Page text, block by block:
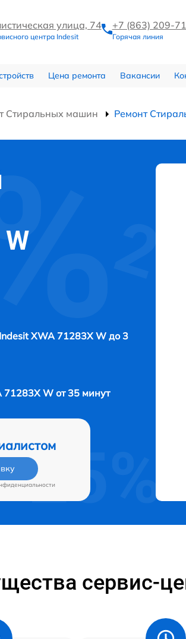
улица, 74
центра Indesit
+7 (863) 209-
Горячая линия
Цена ремонта Вакансии
Стиральных машин Ремонт
XWA 71283X W до 3
W от 35 минут
сервис-